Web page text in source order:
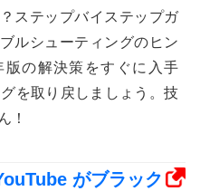
ステップバイステップガ
ルシューティングのヒン
版の解決策をすぐに入手
を取り戻しましょう。技
！
がブラック